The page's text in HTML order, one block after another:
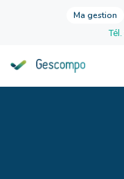
Ma gestion
Tél.